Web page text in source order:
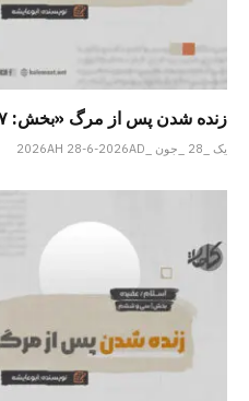
زنده شدن پس از مرگ «بخش: ۳۷ و پایانی»
یک _28 _جون _2026AH 28-6-2026AD